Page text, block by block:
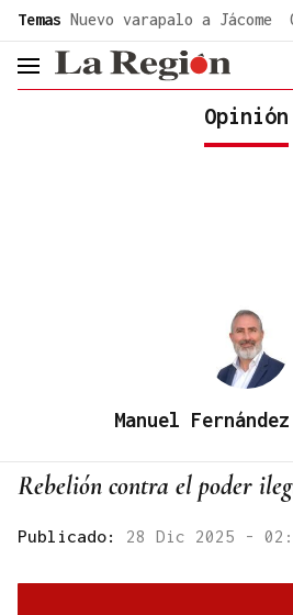
Temas Nuevo varapalo a Jácome
header.menu.open
Opinión
Manuel
Rebelión contra el poder
Publicado: 28 Dic 2025 -